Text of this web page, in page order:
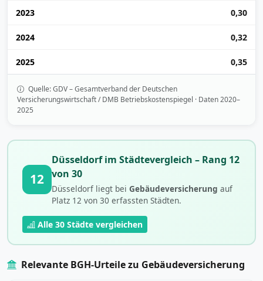
2023 0,30
2024 0,32
2025 0,35
Quelle: GDV – Gesamtverband der Deutschen
Versicherungswirtschaft / DMB Betriebskostenspiegel · Daten 2020–
2025
12
Düsseldorf im Städtevergleich – Rang 12
von 30
Düsseldorf liegt bei Gebäudeversicherung auf
Platz 12 von 30 erfassten Städten.
Alle 30 Städte vergleichen
Relevante BGH-Urteile zu Gebäudeversicherung